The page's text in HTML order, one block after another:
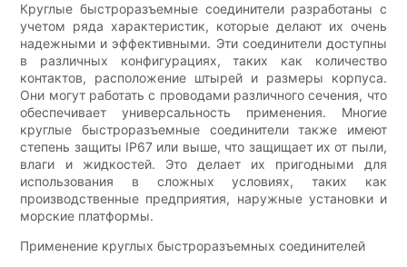
Круглые быстроразъемные соединители разработаны с
учетом ряда характеристик, которые делают их очень
надежными и эффективными. Эти соединители доступны
в различных конфигурациях, таких как количество
контактов, расположение штырей и размеры корпуса.
Они могут работать с проводами различного сечения, что
обеспечивает универсальность применения. Многие
круглые быстроразъемные соединители также имеют
степень защиты IP67 или выше, что защищает их от пыли,
влаги и жидкостей. Это делает их пригодными для
использования в сложных условиях, таких как
производственные предприятия, наружные установки и
морские платформы.
Применение круглых быстроразъемных соединителей